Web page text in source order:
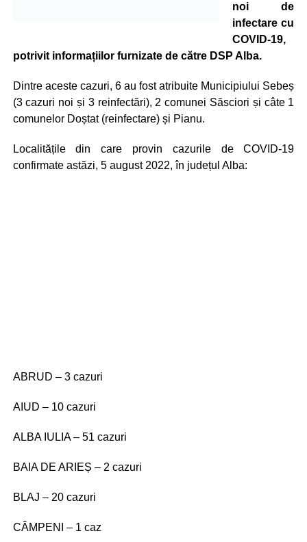
noi de
infectare cu
COVID-19,
potrivit informațiilor furnizate de către DSP Alba.
Dintre aceste cazuri, 6 au fost atribuite Municipiului Sebeș
(3 cazuri noi și 3 reinfectări), 2 comunei Săsciori și câte 1
comunelor Doștat (reinfectare) și Pianu.
Localitățile din care provin cazurile de COVID-19
confirmate astăzi, 5 august 2022, în județul Alba:
ABRUD – 3 cazuri
AIUD – 10 cazuri
ALBA IULIA – 51 cazuri
BAIA DE ARIEȘ – 2 cazuri
BLAJ – 20 cazuri
CÂMPENI – 1 caz